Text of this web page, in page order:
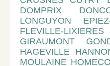
DOMPRIX
LONGUYON
FLEVILLE-
GIRAUMONT
HAGEVILLE
MOULAINE